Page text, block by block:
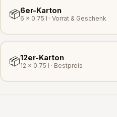
📦6er-Karton
6 × 0.75 l · Vorrat & Geschenk
📦12er-Karton
12 × 0.75 l · Bestpreis